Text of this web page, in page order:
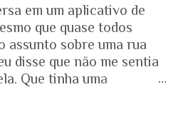
em um aplicativo de
que quase todos
assunto sobre uma rua
disse que não me sentia
Que tinha uma